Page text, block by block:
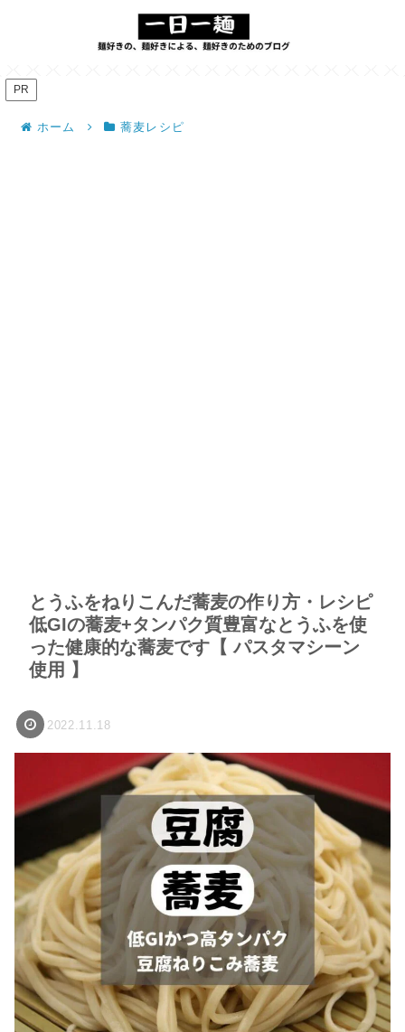
PR
ホーム 蕎麦レシピ
とうふをねりこんだ蕎麦の作り方・レシピ
低GIの蕎麦+タンパク質豊富なとうふを使
った健康的な蕎麦です【 パスタマシーン
使用 】
2022.11.18